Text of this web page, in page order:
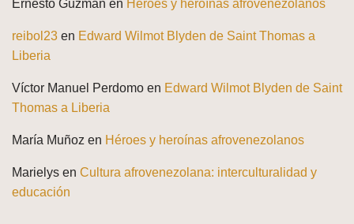
Ernesto Guzmán en Héroes y heroínas afrovenezolanos
reibol23 en Edward Wilmot Blyden de Saint Thomas a
Liberia
Víctor Manuel Perdomo en Edward Wilmot Blyden de Saint
Thomas a Liberia
María Muñoz en Héroes y heroínas afrovenezolanos
Marielys en Cultura afrovenezolana: interculturalidad y
educación